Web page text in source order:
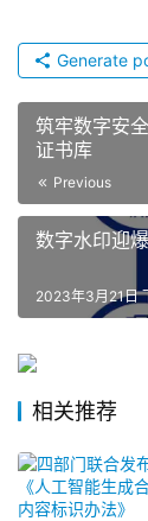
Generate
筑牢数字安
证书库
Previous
数字水印迎
2023年3月21日
相关推荐